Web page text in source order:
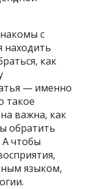
с
находить
как
— именно
такое
важна, как
обратить
чтобы
языком,